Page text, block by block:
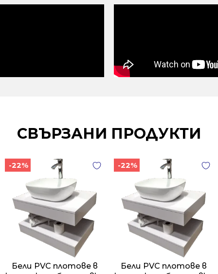
СВЪРЗАНИ ПРОДУКТИ
-22%
Бели PVC плотове в
-22%
Бели PVC плотове в